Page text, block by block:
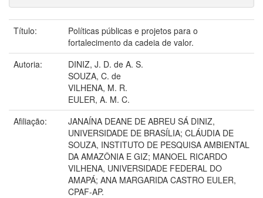
Título:
Políticas públicas e projetos para o
fortalecimento da cadeia de valor.
Autoria:
DINIZ, J. D. de A. S.
SOUZA, C. de
VILHENA, M. R.
EULER, A. M. C.
Afiliação:
JANAÍNA DEANE DE ABREU SÁ DINIZ,
UNIVERSIDADE DE BRASÍLIA; CLÁUDIA DE
SOUZA, INSTITUTO DE PESQUISA AMBIENTAL
DA AMAZÔNIA E GIZ; MANOEL RICARDO
VILHENA, UNIVERSIDADE FEDERAL DO
AMAPÁ; ANA MARGARIDA CASTRO EULER,
CPAF-AP.